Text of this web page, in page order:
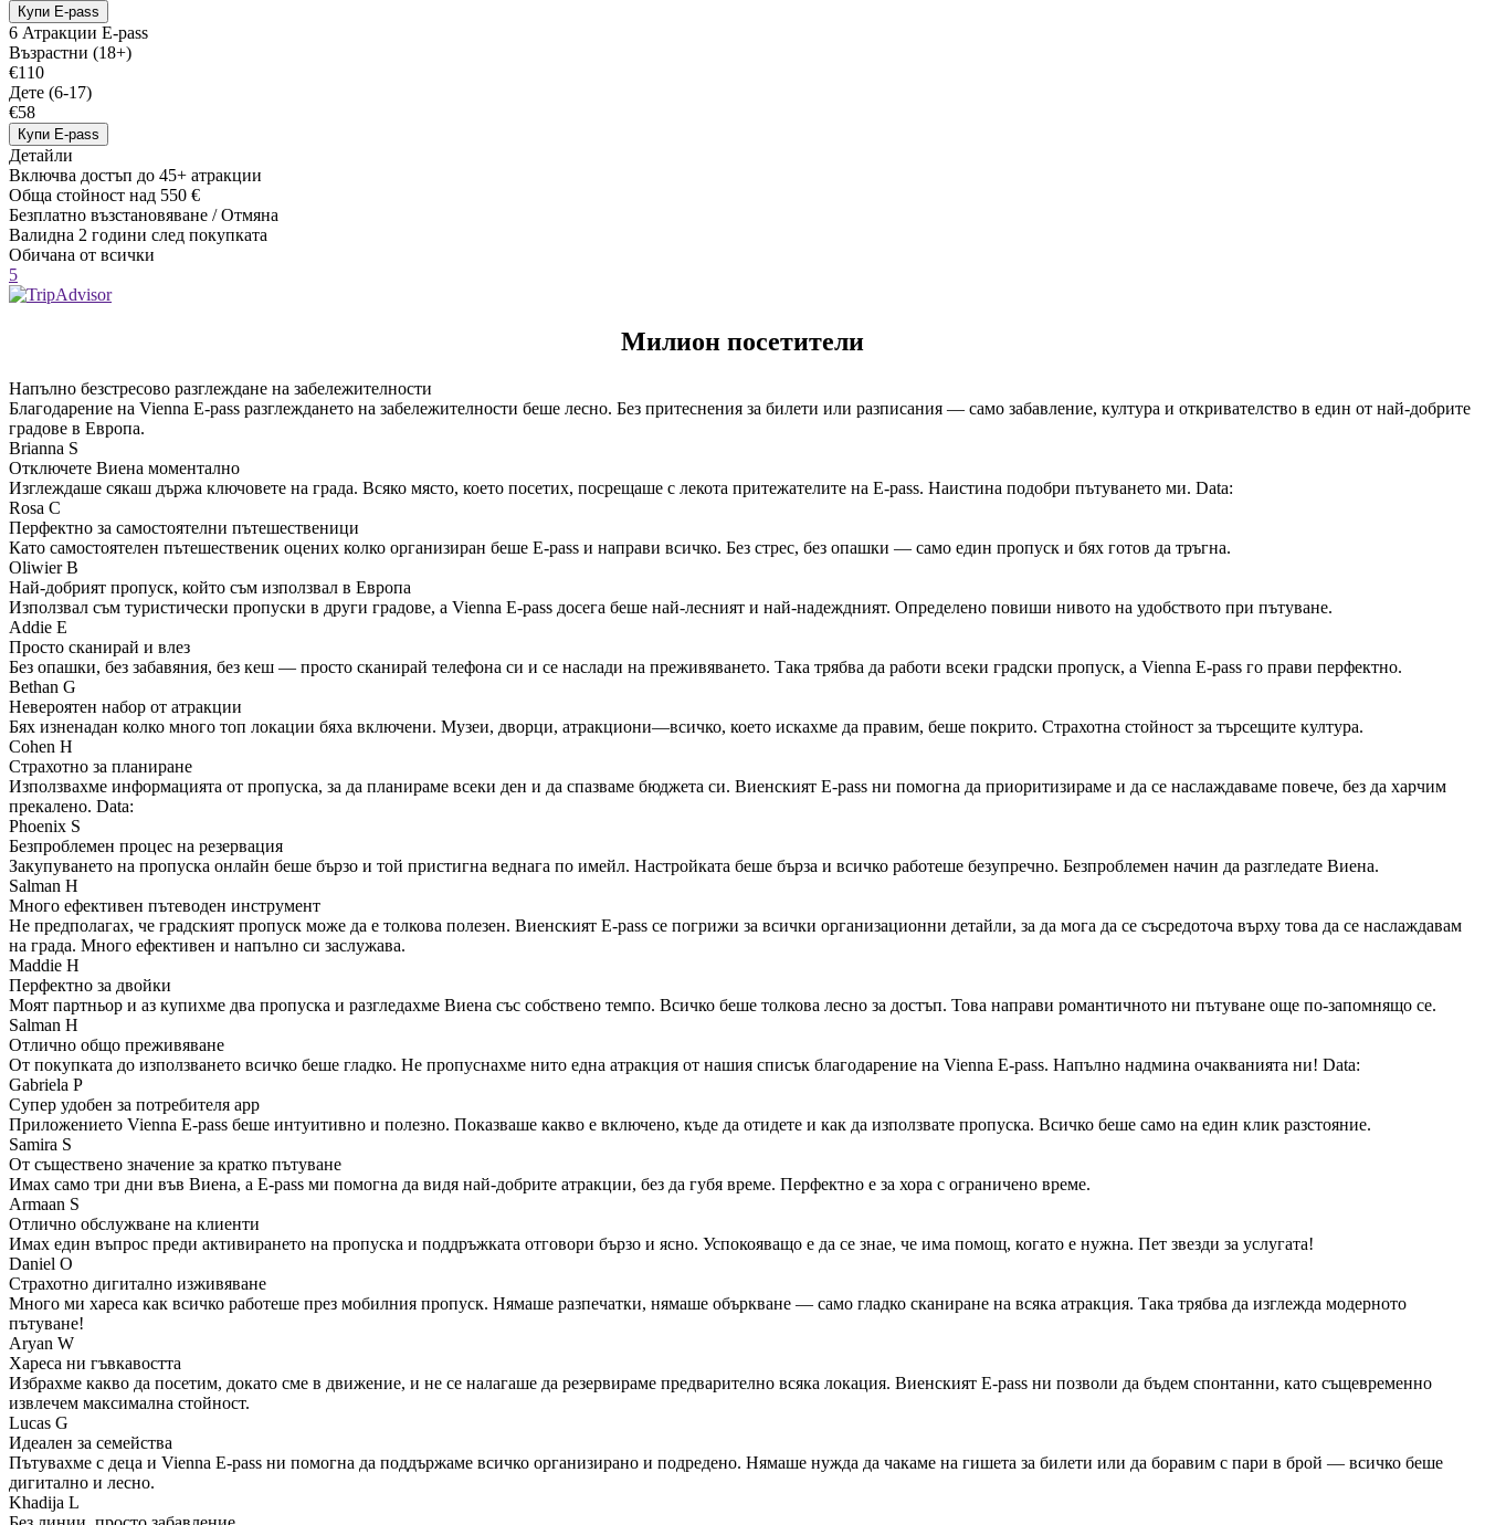
Купи E-pass
6 Атракции E-pass
Възрастни (18+)
€110
Дете (6-17)
€58
Купи E-pass
Детайли
Включва достъп до 45+ атракции
Обща стойност над 550 €
Безплатно възстановяване / Отмяна
Валидна 2 години след покупката
Обичана от всички
5
Милион посетители
Напълно безстресово разглеждане на забележителности
Благодарение на Vienna E-pass разглеждането на забележителности беше лесно. Без притеснения за билети или разписания — само забавление, култура и откривателство в един от най-добрите
градове в Европа.
Brianna S
Отключете Виена моментално
Изглеждаше сякаш държа ключовете на града. Всяко място, което посетих, посрещаше с лекота притежателите на E-pass. Наистина подобри пътуването ми. Data:
Rosa C
Перфектно за самостоятелни пътешественици
Като самостоятелен пътешественик оцених колко организиран беше E-pass и направи всичко. Без стрес, без опашки — само един пропуск и бях готов да тръгна.
Oliwier B
Най-добрият пропуск, който съм използвал в Европа
Използвал съм туристически пропуски в други градове, а Vienna E-pass досега беше най-лесният и най-надеждният. Определено повиши нивото на удобството при пътуване.
Addie E
Просто сканирай и влез
Без опашки, без забавяния, без кеш — просто сканирай телефона си и се наслади на преживяването. Така трябва да работи всеки градски пропуск, а Vienna E-pass го прави перфектно.
Bethan G
Невероятен набор от атракции
Бях изненадан колко много топ локации бяха включени. Музеи, дворци, атракциони—всичко, което искахме да правим, беше покрито. Страхотна стойност за търсещите култура.
Cohen H
Страхотно за планиране
Използвахме информацията от пропуска, за да планираме всеки ден и да спазваме бюджета си. Виенският E-pass ни помогна да приоритизираме и да се наслаждаваме повече, без да харчим
прекалено. Data:
Phoenix S
Безпроблемен процес на резервация
Закупуването на пропуска онлайн беше бързо и той пристигна веднага по имейл. Настройката беше бърза и всичко работеше безупречно. Безпроблемен начин да разгледате Виена.
Salman H
Много ефективен пътеводен инструмент
Не предполагах, че градският пропуск може да е толкова полезен. Виенският E-pass се погрижи за всички организационни детайли, за да мога да се съсредоточа върху това да се наслаждавам
на града. Много ефективен и напълно си заслужава.
Maddie H
Перфектно за двойки
Моят партньор и аз купихме два пропуска и разгледахме Виена със собствено темпо. Всичко беше толкова лесно за достъп. Това направи романтичното ни пътуване още по-запомнящо се.
Salman H
Отлично общо преживяване
От покупката до използването всичко беше гладко. Не пропуснахме нито една атракция от нашия списък благодарение на Vienna E-pass. Напълно надмина очакванията ни! Data:
Gabriela P
Супер удобен за потребителя app
Приложението Vienna E-pass беше интуитивно и полезно. Показваше какво е включено, къде да отидете и как да използвате пропуска. Всичко беше само на един клик разстояние.
Samira S
От съществено значение за кратко пътуване
Имах само три дни във Виена, а E-pass ми помогна да видя най-добрите атракции, без да губя време. Перфектно е за хора с ограничено време.
Armaan S
Отлично обслужване на клиенти
Имах един въпрос преди активирането на пропуска и поддръжката отговори бързо и ясно. Успокояващо е да се знае, че има помощ, когато е нужна. Пет звезди за услугата!
Daniel O
Страхотно дигитално изживяване
Много ми хареса как всичко работеше през мобилния пропуск. Нямаше разпечатки, нямаше объркване — само гладко сканиране на всяка атракция. Така трябва да изглежда модерното
пътуване!
Aryan W
Хареса ни гъвкавостта
Избрахме какво да посетим, докато сме в движение, и не се налагаше да резервираме предварително всяка локация. Виенският E-pass ни позволи да бъдем спонтанни, като същевременно
извлечем максимална стойност.
Lucas G
Идеален за семейства
Пътувахме с деца и Vienna E-pass ни помогна да поддържаме всичко организирано и подредено. Нямаше нужда да чакаме на гишета за билети или да боравим с пари в брой — всичко беше
дигитално и лесно.
Khadija L